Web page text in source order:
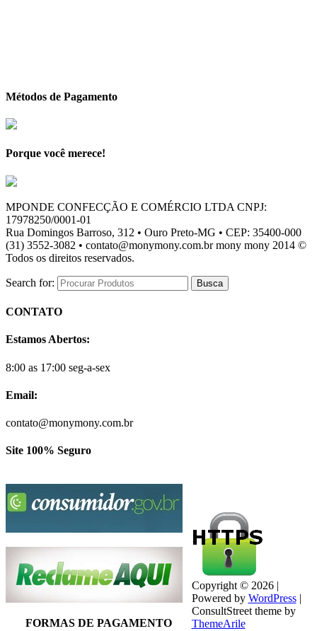
Métodos de Pagamento
Porque você merece!
MPONDE CONFECÇÃO E COMÉRCIO LTDA CNPJ:
17978250/0001-01
Rua Domingos Barroso, 312 • Ouro Preto-MG • CEP: 35400-000
(31) 3552-3082 • contato@monymony.com.br mony mony 2014 ©
Todos os direitos reservados.
Search for:
CONTATO
Estamos Abertos:
8:00 as 17:00 seg-a-sex
Email:
contato@monymony.com.br
Site 100% Seguro
FORMAS DE PAGAMENTO
Copyright © 2026 |
Powered by WordPress |
ConsultStreet theme by
ThemeArile